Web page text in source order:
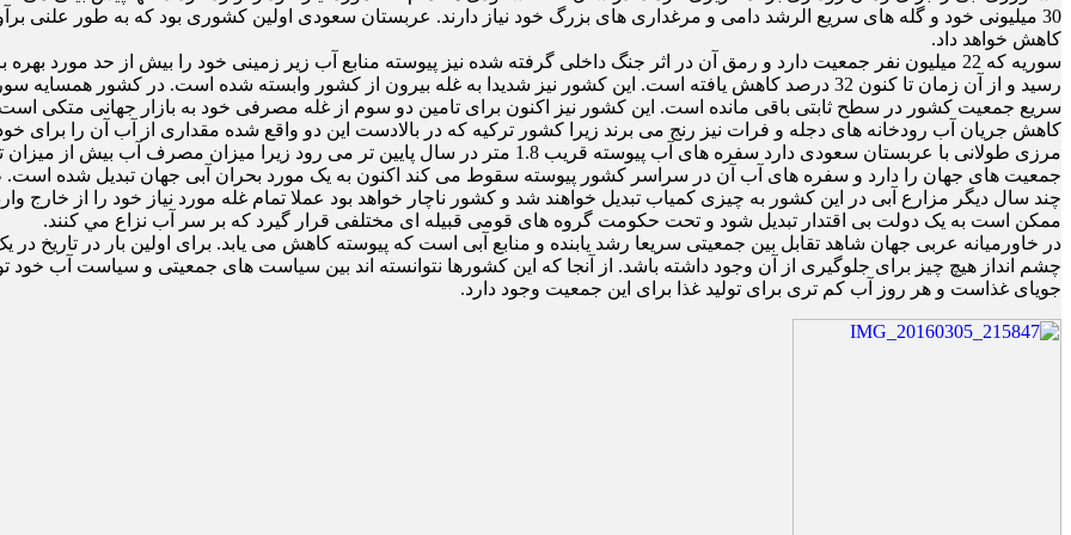
30 میلیونی خود و گله های سریع الرشد دامی و مرغداری های بزرگ خود نیاز دارند. عربستان سعودی اولین کشوری بود که به طور علنی
کاهش خواهد داد.
رسید و از آن زمان تا کنون 32 درصد کاهش یافته است. این کشور نیز شدیدا به غله بیرون از کشور وابسته شده است. در
سریع جمعیت کشور در سطح ثابتی باقی مانده است. این کشور نیز اکنون برای تامین دو سوم از غله مصرفی خود به بازار جهانی متکی
مرزی طولانی با عربستان سعودی دارد سفره های آب پیوسته قریب 1.8 متر در سال پایین تر می رود
چند سال ديگر مزارع آبی در اين کشور به چیزی کمیاب تبدیل خواهند شد و كشور ناچار خواهد بود عملا تمام غله مورد نیاز خود را از
ممکن است به یک دولت بی اقتدار تبدیل شود و تحت حکومت گروه های قومی قبیله ای مختلفی قرار گیرد که بر سر آب نزاع مي كنند.
در خاورمیانه عربی جهان شاهد تقابل بین جمعیتی سریعا رشد یابنده و منابع آبی است که پیوسته کاهش می یابد. برای اولین بار در تاریخ
جویای غذاست و هر روز آب کم تری برای تولید غذا برای این جمعیت وجود دارد.